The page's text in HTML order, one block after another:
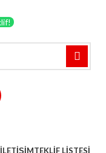
İLETIŞIMTEKLIF LISTESI